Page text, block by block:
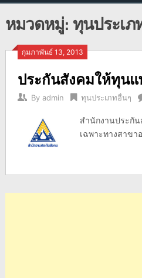
หมวดหมู่:ทุนประเ
กุมภาพันธ์ 13, 2013
ประกันสังคมให้ทุน
By admin ทุนประเภทอื่นๆ
สำนักงานประกั
เฉพาะทางสาข